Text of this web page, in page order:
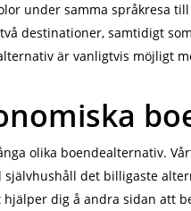
under samma språkresa
destinationer, samtidigt
är vanligtvis möjligt
olika boendealternativ.
det billigaste
dig å andra sidan att